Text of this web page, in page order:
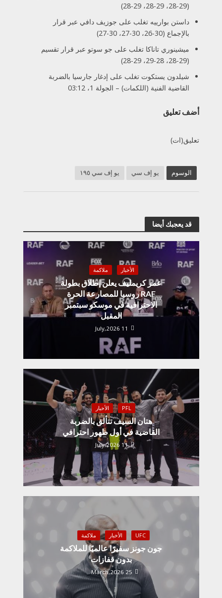
(29-28، 29-28، 29-28)
داستن بوارييه تغلب على جوزيف دافي عبر قرار
بالإجماع (30-26، 30-27، 30-27)
ميشينوري تاناكا تغلب على جو سوتو عبر قرار تقسيم
(29-28، 28-29، 29-28)
شيلدون يستكوت تغلب على إدغار جارسيا بالضربة
القاضية الفنية (اللكمات) – الجولة 1، 03:12
أضف تعليق
تعليق(ات)
الوسوم يو إف سي يو إف سي ١٩٥
قد يعجبك أيضا
الأخبار ملاكمة
عمر كريمليف يعلن إطلاق بطولة
RAF روسيا للمصارعة الحرة
الاحترافية في موسكو سبتمبر
المقبل
11 July,2026
PFL الأخبار
هتان السيف تتألق بالضربة
القاضية في أول ظهور احترافي
11 July,2026
UFC الأخبار ملاكمة
جون جونز سفيرًا عالميًا للملاكمة
بدون قفازات
25 March,2026